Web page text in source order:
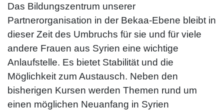
Das Bildungszentrum unserer
Partnerorganisation in der Bekaa-Ebene bleibt in
dieser Zeit des Umbruchs für sie und für viele
andere Frauen aus Syrien eine wichtige
Anlaufstelle. Es bietet Stabilität und die
Möglichkeit zum Austausch. Neben den
bisherigen Kursen werden Themen rund um
einen möglichen Neuanfang in Syrien